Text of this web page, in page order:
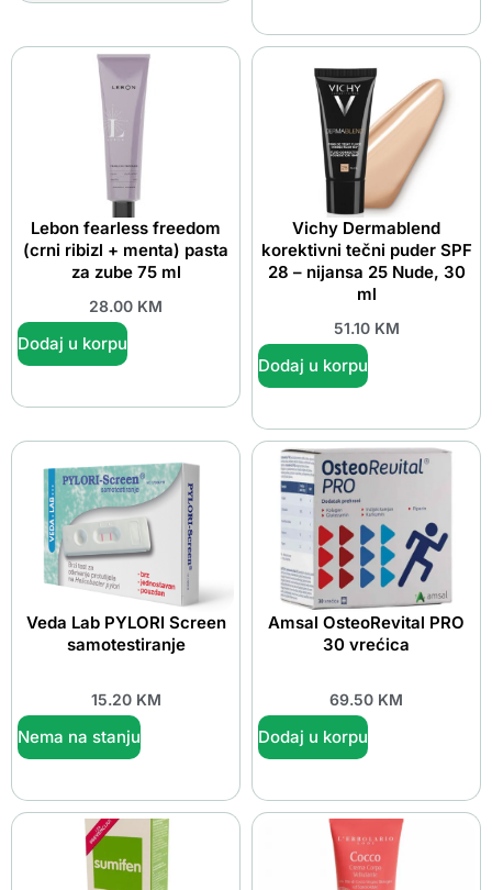
Lebon fearless freedom
(crni ribizl + menta) pasta
za zube 75 ml
28.00 KM
Dodaj u korpu
Vichy Dermablend
korektivni tečni puder SPF
28 – nijansa 25 Nude, 30
ml
51.10 KM
Dodaj u korpu
Veda Lab PYLORI Screen
samotestiranje
15.20 KM
Nema na stanju
Amsal OsteoRevital PRO
30 vrećica
69.50 KM
Dodaj u korpu